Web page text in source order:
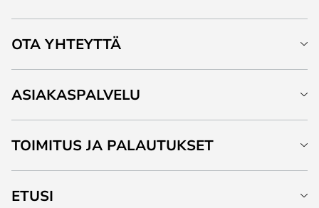
OTA YHTEYTTÄ
ASIAKASPALVELU
TOIMITUS JA PALAUTUKSET
ETUSI